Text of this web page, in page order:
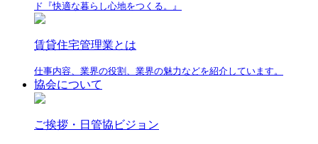
ド『快適な暮らし心地をつくる。』
賃貸住宅管理業とは
仕事内容、業界の役割、業界の魅力などを紹介しています。
協会について
ご挨拶・日管協ビジョン